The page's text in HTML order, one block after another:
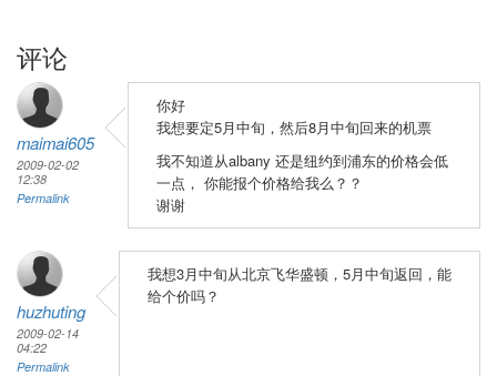
评论
maimai605
2009-02-02
12:38
Permalink
你好
我想要定5月中旬，然后8月中旬回来的机票
我不知道从albany 还是纽约到浦东的价格会低
一点， 你能报个价格给我么？？
谢谢
huzhuting
2009-02-14
04:22
Permalink
我想3月中旬从北京飞华盛顿，5月中旬返回，能
给个价吗？